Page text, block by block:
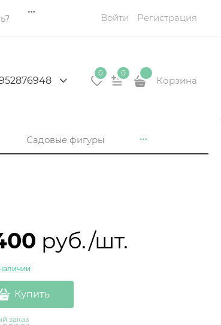
Войти Регистрация
0 0
Корзина
Садовые фигуры
руб./шт.
Купить
заказ